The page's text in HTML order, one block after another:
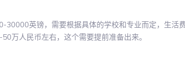
30000英镑，需要根据具体的学校和专业而定，生活
万人民币左右，这个需要提前准备出来。